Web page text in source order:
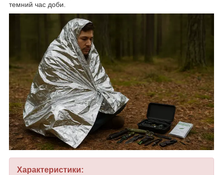
темний час доби.
Характеристики: